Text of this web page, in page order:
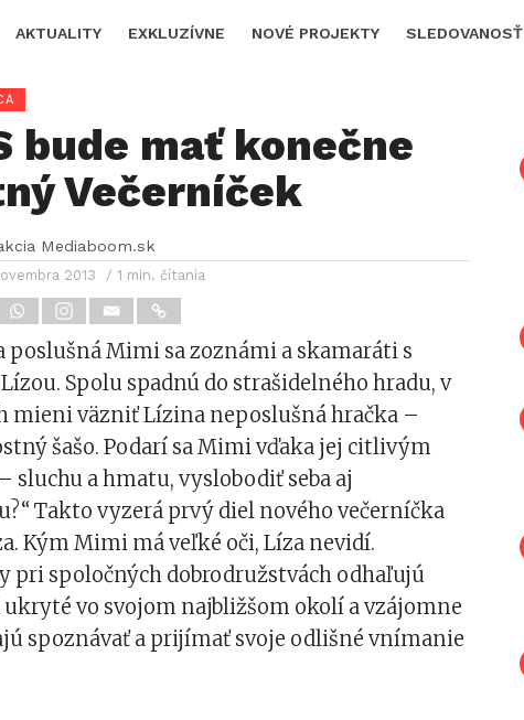
AKTUALITY EXKLUZÍVNE NOVÉ PROJEKTY SLEDOVANOSŤ
bude mať konečne
Večerníček
Mediaboom.sk
2013 / 1 min. čítania
poslušná Mimi sa zoznámi a skamaráti s
Spolu spadnú do strašidelného hradu, v
mieni väzniť Lízina neposlušná hračka –
šašo. Podarí sa Mimi vďaka jej citlivým
sluchu a hmatu, vyslobodiť seba aj
Takto vyzerá prvý diel nového večerníčka
Kým Mimi má veľké oči, Líza nevidí.
pri spoločných dobrodružstvách odhaľujú
vo svojom najbližšom okolí a vzájomne
spoznávať a prijímať svoje odlišné vnímanie